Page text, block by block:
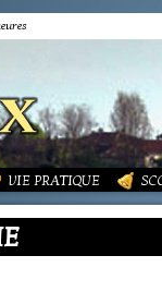
VIE PRATIQUE
(PLU)
LA MAIRIE
ORDURES
ASSOCIATIONS
LA VIE DES
GROUPEMENT